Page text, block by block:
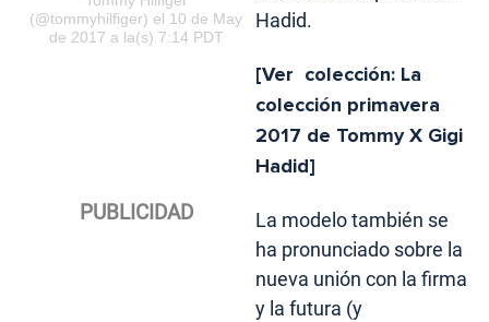
(@tommyhilfiger) el 10 de May
de 2017 a la(s) 7:14 PDT
Hadid.
[Ver colección: La
colección primavera
2017 de Tommy X Gigi
Hadid]
La modelo también se
ha pronunciado sobre la
nueva unión con la firma
y la futura (y